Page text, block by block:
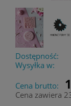
Dostępność:
Wysyłka w:
Cena brutto:
Cena zawiera